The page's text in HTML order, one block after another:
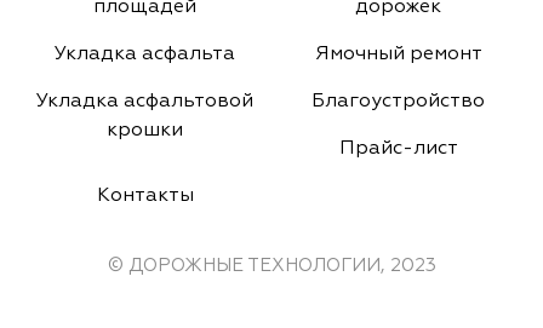
площадей
дорожек
Укладка асфальта Ямочный ремонт
Укладка асфальтовой
крошки
Благоустройство
Прайс-лист
Контакты
© ДОРОЖНЫЕ ТЕХНОЛОГИИ, 2023